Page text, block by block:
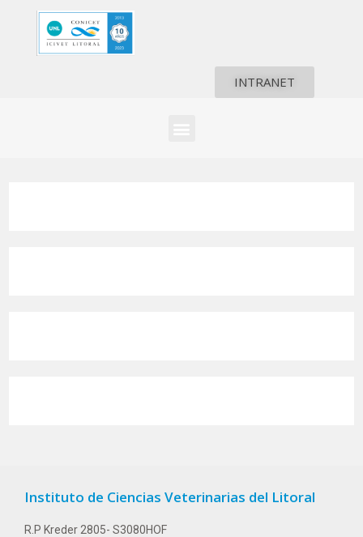
INTRANET
Instituto de Ciencias Veterinarias del Litoral
R.P Kreder 2805- S3080HOF